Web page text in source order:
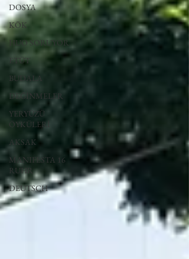
DOSYA
KÖK
HUO SORUYOR
ETÜT
BUDALA
DEĞİNMELER
YERYÜZÜ
ÖYKÜLERİ
AKSAK
MANIFESTA 16
RUHR
DEUTSCH